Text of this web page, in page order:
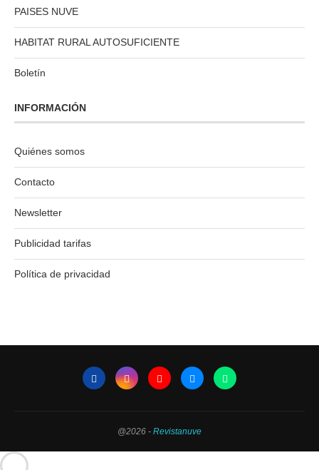
PAISES NUVE
HABITAT RURAL AUTOSUFICIENTE
Boletín
INFORMACIÓN
Quiénes somos
Contacto
Newsletter
Publicidad tarifas
Política de privacidad
@2026 - Revistanuve